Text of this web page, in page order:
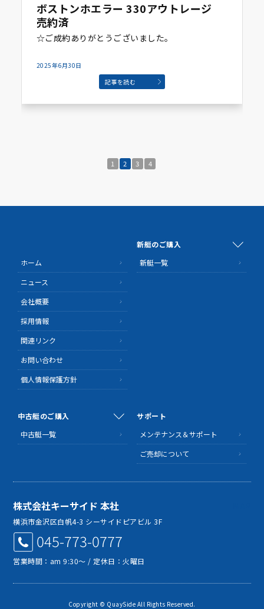
ボストンホエラー 330アウトレージ
売約済
☆ご成約ありがとうございました。
2025年6月30日
記事を読む
1 2 3 4
ホーム
ニュース
会社概要
採用情報
関連リンク
お問い合わせ
個人情報保護方針
新艇のご購入
新艇一覧
中古艇のご購入
中古艇一覧
サポート
メンテナンス＆サポート
ご売却について
株式会社キーサイド 本社
横浜市金沢区白帆4-3 シーサイドピアビル 3F
045-773-0777
営業時間：am 9:30～ / 定休日：火曜日
Copyright © QuaySide All Rights Reserved.